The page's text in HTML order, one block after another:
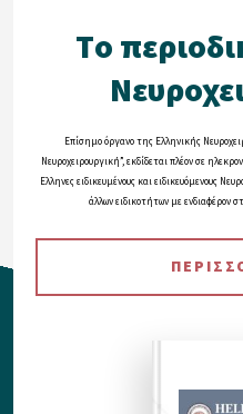
Tο
Eπίσημο όργανο της Eλληνικής
Nευροχειρουργική”, εκδίδεται πλέον σε
Eλληνες ειδικευμένους και ειδικευόμενους
άλλων ειδικοτήτων με ενδιαφέρον